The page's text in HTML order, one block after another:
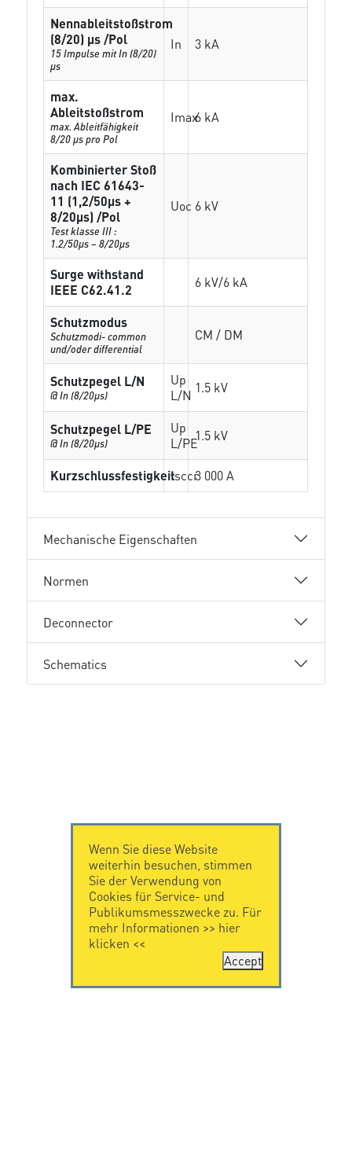
Nennableitstoßstrom
(8/20) µs /Pol
15 Impulse mit In (8/20)
µs
In 3 kA
max.
Ableitstoßstrom
max. Ableitfähigkeit
8/20 µs pro Pol
Imax6 kA
Kombinierter Stoß
nach IEC 61643-
11 (1,2/50µs +
8/20µs) /Pol
Test klasse III :
1.2/50µs – 8/20µs
Uoc 6 kV
Surge withstand
IEEE C62.41.2
6 kV/6 kA
Schutzmodus
Schutzmodi- common
und/oder differential
CM / DM
Schutzpegel L/N
@ In (8/20µs)
Up
L/N 1.5 kV
Schutzpegel L/PE
@ In (8/20µs)
Up
L/PE1.5 kV
KurzschlussfestigkeitIsccr3 000 A
Mechanische Eigenschaften
Normen
Deconnector
Schematics
Wenn Sie diese Website
weiterhin besuchen, stimmen
Sie der Verwendung von
Cookies für Service- und
Publikumsmesszwecke zu. Für
mehr Informationen >> hier
klicken <<
Accept